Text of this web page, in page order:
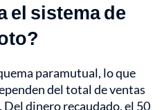
el sistema de
paramutual, lo que
del total de ventas
dinero recaudado, el 50